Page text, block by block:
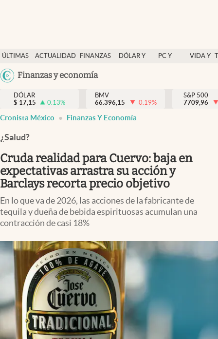
ÚLTIMAS
NOTICIAS
ACTUALIDAD
FINANZAS
DÓLAR Y
PC Y
VIDA Y
México
Finanzas y economía
Actualidad
Finanzas y economía
Dólar y mercados
Pc y celular
Vida y estilo
Tv
Clima
Espiritualidad
Mediakit
abre en nueva pestaña
México
DÓLAR
$ 17,15 0.13%
BMV
66.396,15
-0.19%
S&P 500
7709,96
Cronista México Finanzas Y Economía
¿Salud?
Cruda realidad para Cuervo: baja en
expectativas arrastra su acción y
Barclays recorta precio objetivo
En lo que va de 2026, las acciones de la fabricante de
tequila y dueña de bebida espirituosas acumulan una
contracción de casi 18%